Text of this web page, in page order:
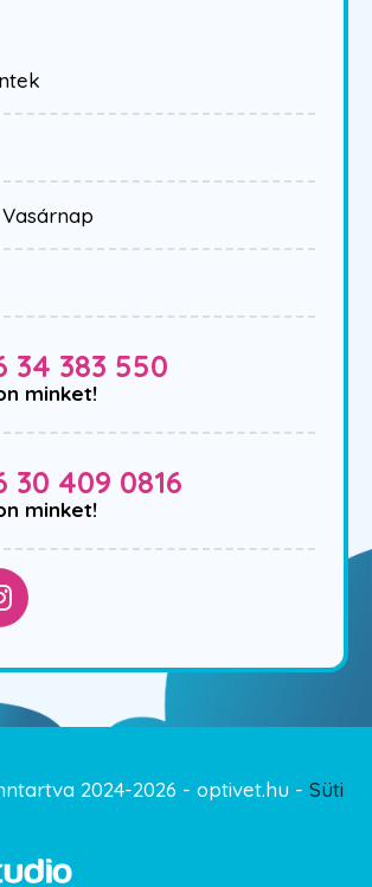
34 383 550
minket!
30 409 0816
minket!
2024-2026 - optivet.hu - Süti